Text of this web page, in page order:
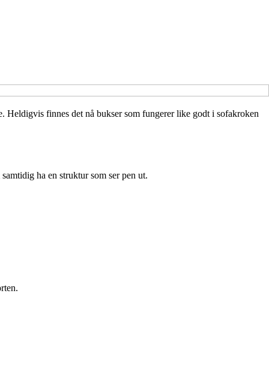
Heldigvis finnes det nå bukser som fungerer like godt i sofakroken
ha en struktur som ser pen ut.